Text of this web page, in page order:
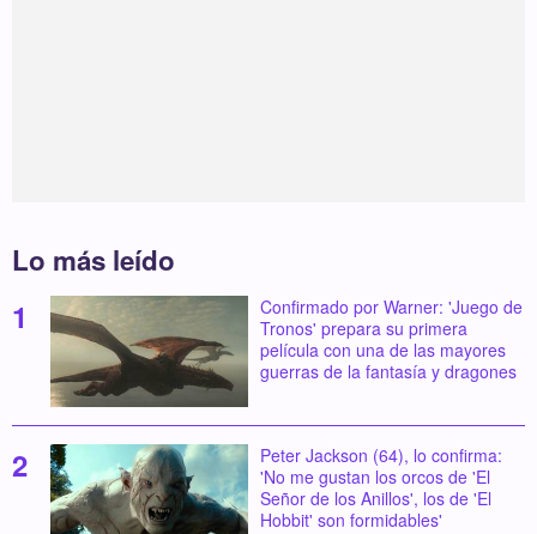
Lo más leído
Confirmado por Warner: 'Juego de
Tronos' prepara su primera
película con una de las mayores
guerras de la fantasía y dragones
Peter Jackson (64), lo confirma:
'No me gustan los orcos de 'El
Señor de los Anillos', los de 'El
Hobbit' son formidables'